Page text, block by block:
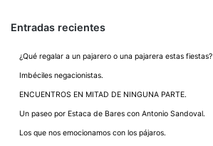
Entradas recientes
¿Qué regalar a un pajarero o una pajarera estas fiestas?
Imbéciles negacionistas.
ENCUENTROS EN MITAD DE NINGUNA PARTE.
Un paseo por Estaca de Bares con Antonio Sandoval.
Los que nos emocionamos con los pájaros.